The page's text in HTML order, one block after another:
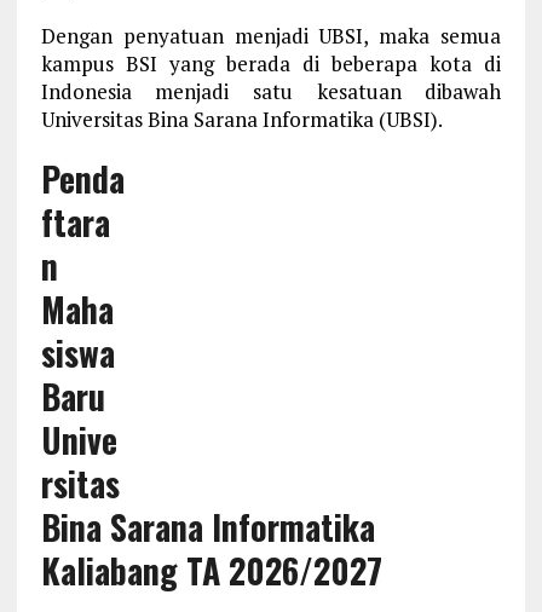
Dengan penyatuan menjadi UBSI, maka semua
kampus BSI yang berada di beberapa kota di
Indonesia menjadi satu kesatuan dibawah
Universitas Bina Sarana Informatika (UBSI).
Penda
ftara
n
Maha
siswa
Baru
Unive
rsitas
Bina Sarana Informatika
Kaliabang TA 2026/2027